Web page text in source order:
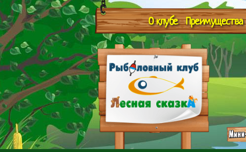
О клубе Преимущества